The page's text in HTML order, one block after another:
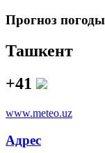
Прогноз погоды
Ташкент
+41
www.meteo.uz
Адрес